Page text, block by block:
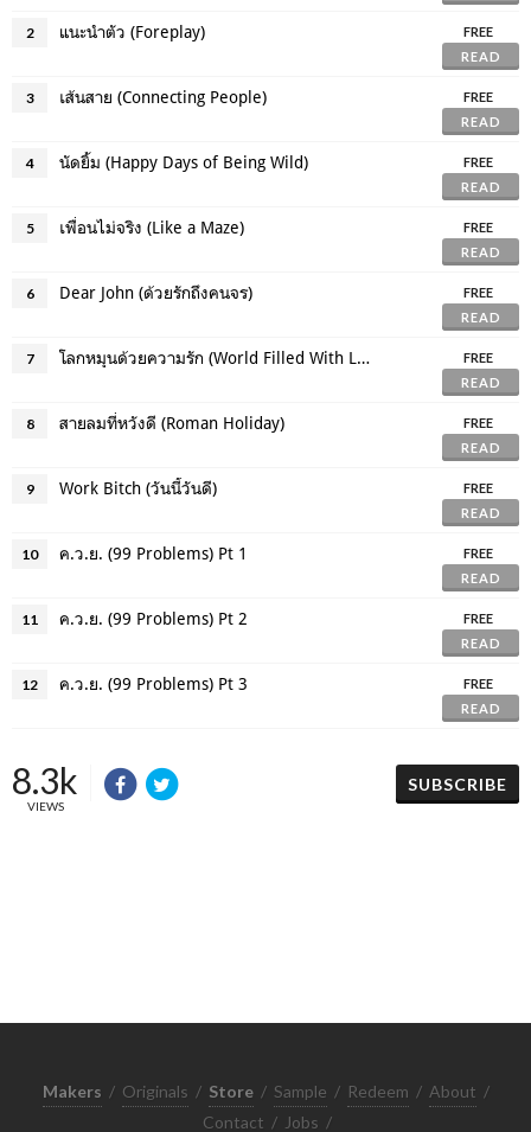
2 แนะนำตัว (Foreplay)
FREE
READ
3 เส้นสาย (Connecting People)
FREE
READ
4 นัดยิ้ม (Happy Days of Being Wild)
FREE
READ
5 เพื่อนไม่จริง (Like a Maze)
FREE
READ
6 Dear John (ด้วยรักถึงคนจร)
FREE
READ
7 โลกหมุนด้วยความรัก (World Filled With Love)
FREE
READ
8 สายลมที่หวังดี (Roman Holiday)
FREE
READ
9 Work Bitch (วันนี้วันดี)
FREE
READ
10 ค.ว.ย. (99 Problems) Pt 1
FREE
READ
11 ค.ว.ย. (99 Problems) Pt 2
FREE
READ
12 ค.ว.ย. (99 Problems) Pt 3
FREE
READ
8.3k
VIEWS
SUBSCRIBE
Makers / Originals / Store / Sample / Redeem / About /
Contact / Jobs /